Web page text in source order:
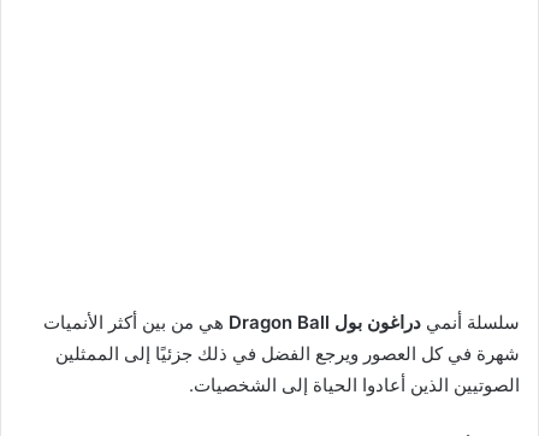
سلسلة أنمي دراغون بول Dragon Ball
هي من بين أكثر الأنميات
شهرة في كل العصور ويرجع الفضل في ذلك جزئيًا إلى الممثلين
الصوتيين الذين أعادوا الحياة إلى الشخصيات.